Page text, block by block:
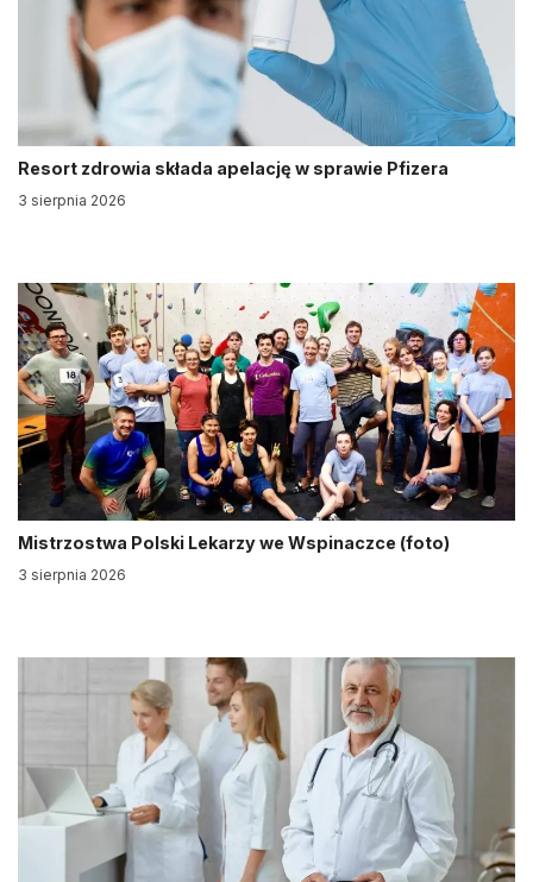
Resort zdrowia składa apelację w sprawie Pfizera
3 sierpnia 2026
Mistrzostwa Polski Lekarzy we Wspinaczce (foto)
3 sierpnia 2026